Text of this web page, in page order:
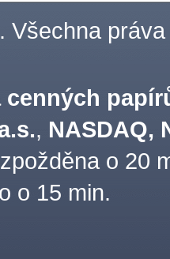
Všechna práva
cenných
, NASDAQ,
o 20
o 15 min.